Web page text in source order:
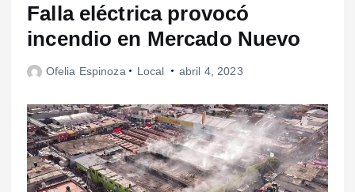
Falla eléctrica provocó
incendio en Mercado Nuevo
Ofelia Espinoza Local abril 4, 2023